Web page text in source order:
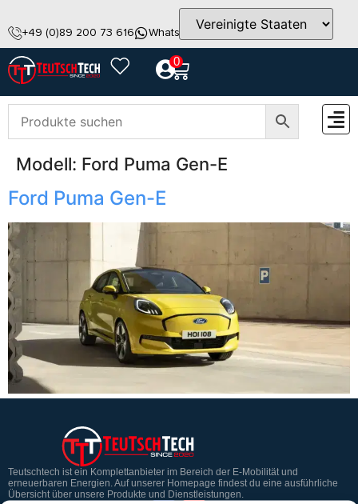
+49 (0)89 200 73 616 WhatsApp info@teutschtech.com
0
Modell: Ford Puma Gen-E
Ford Puma Gen-E
Teutschtech ist ein Komplettanbieter im Bereich der E-Mobilität und
erneuerbaren Energien. Auf unserer Homepage findest du eine ausführliche
Übersicht über unsere Produkte und Dienstleistungen.